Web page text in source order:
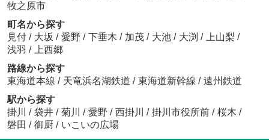
牧之原市
町名から探す
見付 / 大坂 / 愛野 / 下垂木 / 加茂 / 大池 / 大渕 / 上山梨 /
浅羽 /
上西郷
路線から探す
東海道本線 / 天竜浜名湖鉄道 / 東海道新幹線 / 遠州鉄道
駅から探す
掛川
/ 袋井 / 菊川 / 愛野 / 西掛川 / 掛川市役所前 / 桜木 /
磐田 / 御厨 / いこいの広場